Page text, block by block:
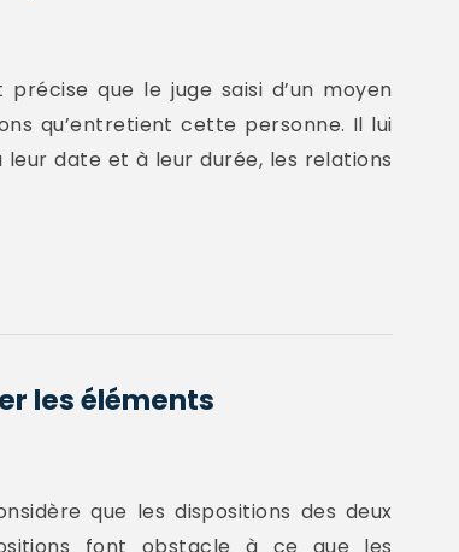
précise que le juge saisi d’un moyen
qu’entretient cette personne. Il lui
date et à leur durée, les relations
les éléments
que les dispositions des deux